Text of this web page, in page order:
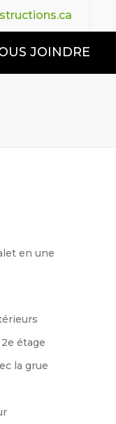
JOINDRE
en une
étage
la grue